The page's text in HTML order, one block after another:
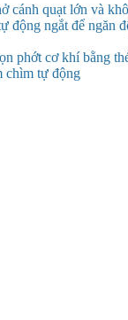
cánh quạt lớn và
động ngắt để ngăn
phớt cơ khí bằng
chìm tự động